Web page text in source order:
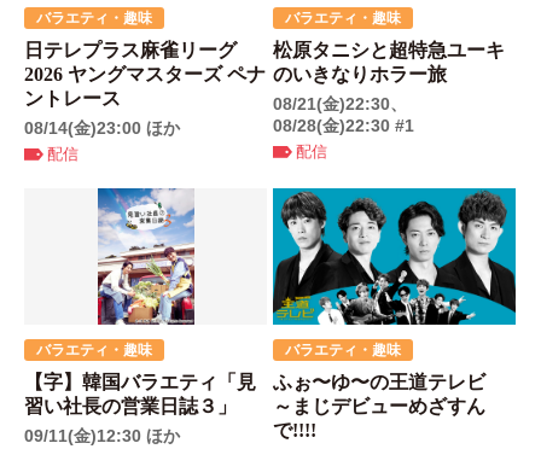
バラエティ・趣味
日テレプラス麻雀リーグ
2026 ヤングマスターズ ペナ
ントレース
08/14(金)23:00 ほか
配信
バラエティ・趣味
松原タニシと超特急ユーキ
のいきなりホラー旅
08/21(金)22:30、
08/28(金)22:30 #1
配信
バラエティ・趣味
【字】韓国バラエティ「見
習い社長の営業日誌３」
09/11(金)12:30 ほか
バラエティ・趣味
ふぉ〜ゆ〜の王道テレビ
～まじデビューめざすん
で!!!!